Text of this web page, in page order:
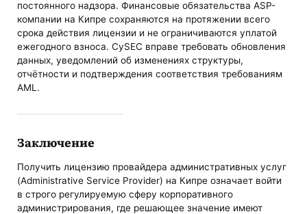
постоянного надзора. Финансовые обязательства ASP-
компании на Кипре сохраняются на протяжении всего
срока действия лицензии и не ограничиваются уплатой
ежегодного взноса. CySEC вправе требовать обновления
данных, уведомлений об изменениях структуры,
отчётности и подтверждения соответствия требованиям
AML.
Заключение
Получить лицензию провайдера административных услуг
(Administrative Service Provider) на Кипре означает войти
в строго регулируемую сферу корпоративного
администрирования, где решающее значение имеют